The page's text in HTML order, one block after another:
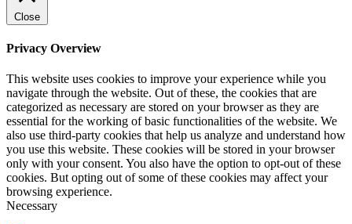
Close
Privacy Overview
This website uses cookies to improve your experience while you
navigate through the website. Out of these, the cookies that are
categorized as necessary are stored on your browser as they are
essential for the working of basic functionalities of the website. We
also use third-party cookies that help us analyze and understand how
you use this website. These cookies will be stored in your browser
only with your consent. You also have the option to opt-out of these
cookies. But opting out of some of these cookies may affect your
browsing experience.
Necessary